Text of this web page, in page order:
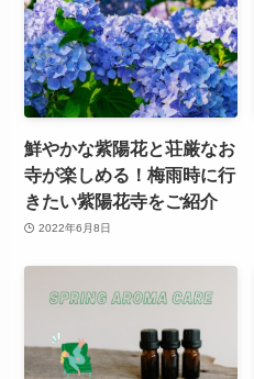
鮮やかな紫陽花と荘厳なお
寺が楽しめる！梅雨時に行
きたい紫陽花寺をご紹介
2022年6月8日